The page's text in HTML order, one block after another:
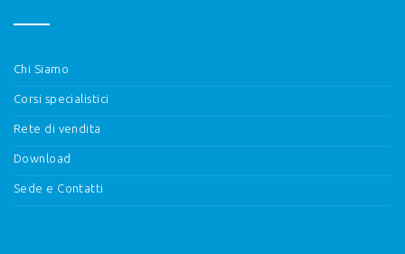
Chi Siamo
Corsi specialistici
Rete di vendita
Download
Sede e Contatti